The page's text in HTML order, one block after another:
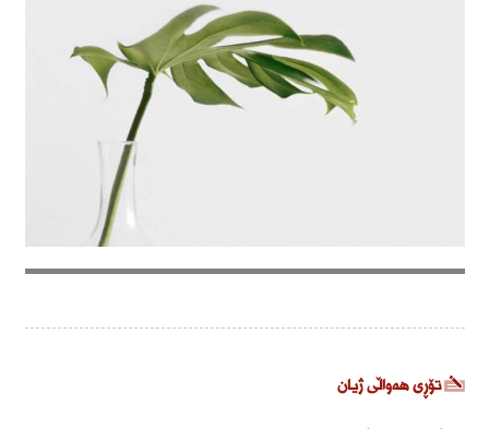
تۆڕی هەواڵی ژیان